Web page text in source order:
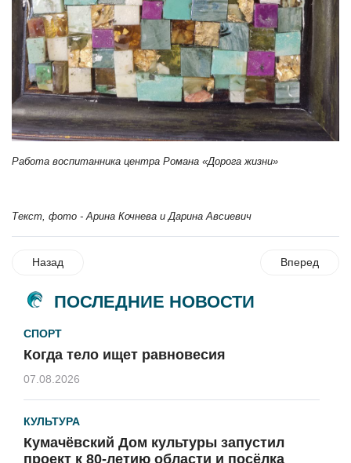
Работа воспитанника центра Романа «Дорога жизни»
Текст, фото - Арина Кочнева и Дарина Авсиевич
Назад Вперед
ПОСЛЕДНИЕ НОВОСТИ
СПОРТ
Когда тело ищет равновесия
07.08.2026
КУЛЬТУРА
Кумачёвский Дом культуры запустил
проект к 80-летию области и посёлка